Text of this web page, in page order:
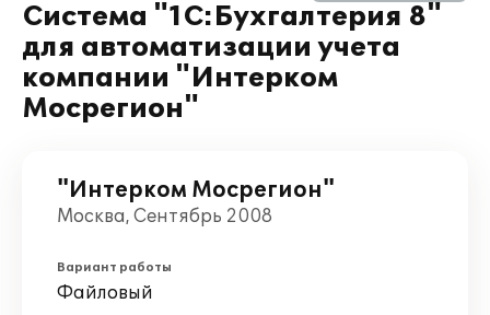
Система "1С:Бухгалтерия 8"
для автоматизации учета
компании "Интерком
Мосрегион"
"Интерком Мосрегион"
Москва, Сентябрь 2008
Вариант работы
Файловый